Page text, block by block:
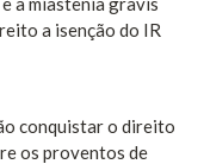
a isenção do IR
conquistar o direito
os proventos de